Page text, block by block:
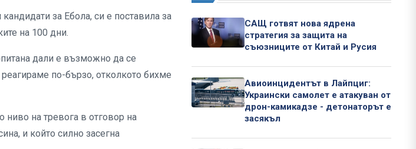
за Ебола, си е поставила за
на 100 дни.
дали е възможно да се
по-бързо, отколкото бихме
на тревога в отговор на
и който силно засегна
САЩ готвят нова ядрена
стратегия за защита на
съюзниците от Китай и Русия
Авиоинцидентът в Лайпциг:
Украински самолет е атакуван от
дрон-камикадзе - детонаторът е
засякъл